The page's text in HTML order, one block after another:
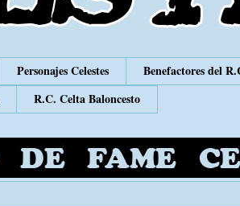
Personajes Celestes
Benefactores del
R.C. Celta Baloncesto